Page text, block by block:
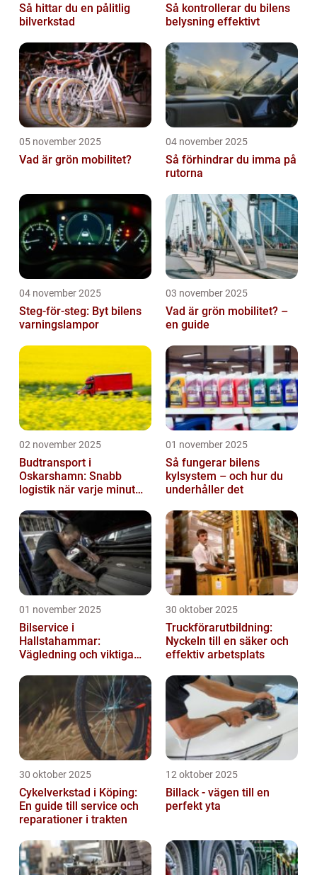
Så hittar du en pålitlig
bilverkstad
Så kontrollerar du bilens
belysning effektivt
05 november 2025
Vad är grön mobilitet?
04 november 2025
Så förhindrar du imma på
rutorna
04 november 2025
Steg-för-steg: Byt bilens
varningslampor
03 november 2025
Vad är grön mobilitet? –
en guide
02 november 2025
Budtransport i
Oskarshamn: Snabb
logistik när varje minut
01 november 2025
Så fungerar bilens
kylsystem – och hur du
underhåller det
01 november 2025
Bilservice i
Hallstahammar:
Vägledning och viktiga
30 oktober 2025
Truckförarutbildning:
Nyckeln till en säker och
effektiv arbetsplats
30 oktober 2025
Cykelverkstad i Köping:
En guide till service och
reparationer i trakten
12 oktober 2025
Billack - vägen till en
perfekt yta